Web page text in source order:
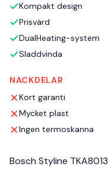
Kompakt design
Prisvärd
DualHeating-system
Sladdvinda
NACKDELAR
Kort garanti
Mycket plast
Ingen termoskanna
Bosch Styline